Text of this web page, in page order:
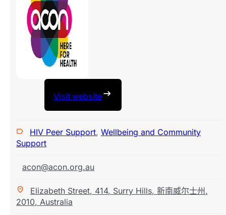
Visit website
HIV Peer Support, Wellbeing and Community
Support
acon@acon.org.au
Elizabeth Street, 414, Surry Hills, 新南威尔士州,
2010, Australia